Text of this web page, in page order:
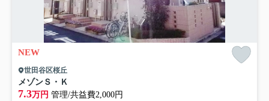
NEW
世田谷区桜丘
メゾンＳ・Ｋ
7.3万円 管理/共益費2,000円